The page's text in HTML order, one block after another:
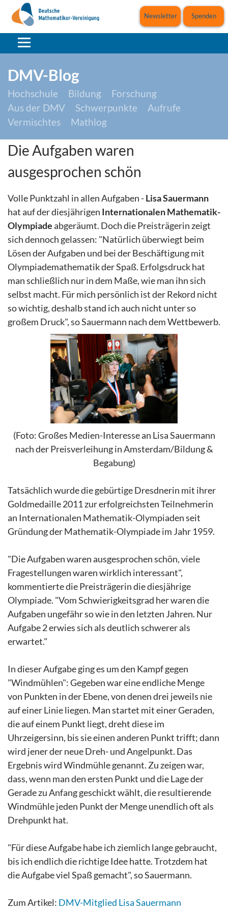
Spenden
Newsletter
DMV-Blog
Hochschule Bildung
Forschung
Aus der DMV
Schwerpunkte
Aufrufe
Vermischtes
Mathlog
Die Aufgaben waren
ausgesprochen schön
Volle Punktzahl in allen Aufgaben -Lisa Sauermann
hat auf der diesjährigen Internationalen Mathematik-
Olympiadeabgeräumt. Doch die Preisträgerin zeigt
sich dennoch gelassen: "Natürlich überwiegt beim
Lösen der Aufgaben und bei der Beschäftigung mit
Olympiademathematik der Spaß. Erfolgsdruck hat
man schließlich nur in dem Maße, wie man ihn sich
selbst macht. Für mich persönlich ist der Rekord nicht
so wichtig, deshalb stand ich auch nicht unter so
großem Druck", so Sauermann nach dem Wettbewerb.
(Foto: Großes Medien-Interesse an Lisa Sauermann
nach der Preisverleihung in Amsterdam/Bildung &
Begabung)
Tatsächlich wurde die gebürtige Dresdnerin mit ihrer
Goldmedaille 2011 zur erfolgreichsten Teilnehmerin
an Internationalen Mathematik-Olympiaden seit
Gründung der Mathematik-Olympiade im Jahr 1959.
"Die Aufgaben waren ausgesprochen schön, viele
Fragestellungen waren wirklich interessant",
kommentierte die Preisträgerin die diesjährige
Olympiade. "Vom Schwierigkeitsgrad her waren die
Aufgaben ungefähr so wie in den letzten Jahren. Nur
Aufgabe 2 erwies sich als deutlich schwerer als
erwartet."
In dieser Aufgabe ging es um den Kampf gegen
"Windmühlen": Gegeben war eine endliche Menge
von Punkten in der Ebene, von denen drei jeweils nie
auf einer Linie liegen. Man startet mit einer Geraden,
die auf einem Punkt liegt, dreht diese im
Uhrzeigersinn, bis sie einen anderen Punkt trifft; dann
wird jener der neue Dreh- und Angelpunkt. Das
Ergebnis wird Windmühle genannt. Zu zeigen war,
dass, wenn man den ersten Punkt und die Lage der
Gerade zu Anfang geschickt wählt, die resultierende
Windmühle jeden Punkt der Menge unendlich oft als
Drehpunkt hat.
"Für diese Aufgabe habe ich ziemlich lange gebraucht,
bis ich endlich die richtige Idee hatte. Trotzdem hat
die Aufgabe viel Spaß gemacht", so Sauermann.
Zum Artikel: DMV-Mitglied Lisa Sauermann